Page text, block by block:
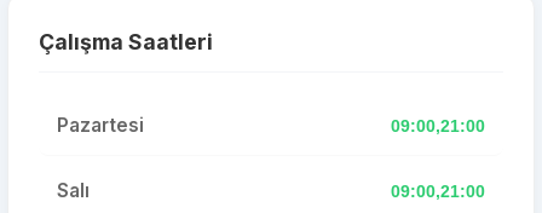
Çalışma Saatleri
Pazartesi 09:00,21:00
Salı 09:00,21:00